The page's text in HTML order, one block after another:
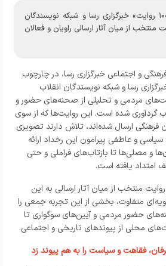
در ادامه پویش ملی «۱۰۰۱ روایت» خبرگزاری رسا و شبکه نویسندگان
منتخب از میان آثار ارسالی راویان و فعالان
و اجتماعی خبرگزاری رسا، در چارچوب
رسا و شبکه نویسندگان انقلاب
مردمی و تحلیلی از صحنه‌های حضور و
گردآوری شده است. این روایت‌ها که از سوی
فرهنگی ارسال شده‌اند، تلاش دارند تصویری
و عاطفی پیرامون این رخداد ارائه
و مصلی‌ها تا بازتاب‌های فراملی و حتی
یافته است.
منتخب از میان آثار ارسالی به این
متفاوت، بخشی از این تجربه جمعی را
حضور مردمی و آیین‌های سوگواری تا
محلی از پیوندهای تاریخی و اجتماعی.
فقاهت و سیاست را به هم پیوند زد